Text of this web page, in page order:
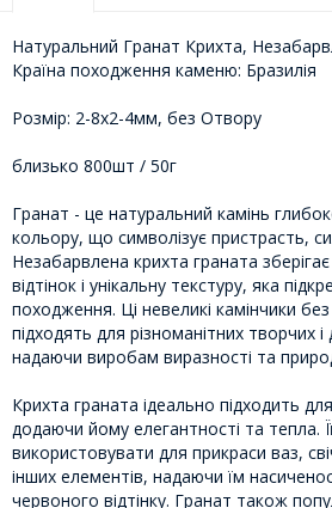
Натуральний Гранат Крихта,
Країна походження каменю: Бразилія
Розмір: 2-8x2-4мм, без Отвору
близько 800шт / 50г
Гранат - це натуральний камінь
кольору, що символізує пристрасть,
Незабарвлена крихта граната
відтінок і унікальну текстуру, яка
походження. Ці невеликі камінчики
підходять для різноманітних творчих
надаючи виробам виразності та
Крихта граната ідеально підходить
додаючи йому елегантності та тепла.
використовувати для прикраси ваз,
інших елементів, надаючи їм
червоного відтінку. Гранат також